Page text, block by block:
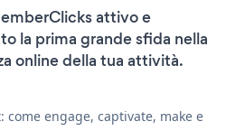
attivo e
la prima grande sfida nella
online della tua attività.
engage, captivate, make e